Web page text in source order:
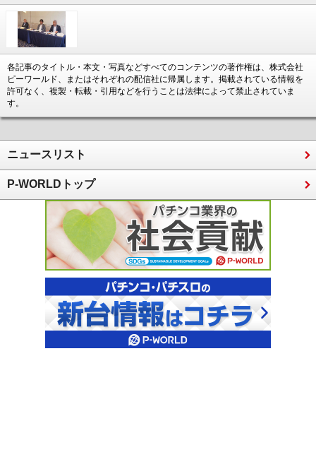
各記事のタイトル・本文・写真などすべてのコンテンツの著作権は、株式会社
ピーワールド、またはそれぞれの配信社に帰属します。掲載されている情報を
許可なく、複製・転載・引用などを行うことは法律によって禁止されていま
す。
ニュースリスト
P-WORLDトップ